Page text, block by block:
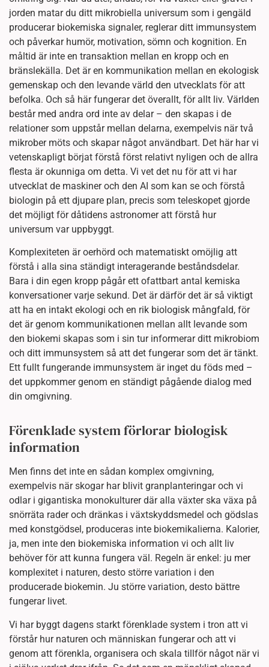
jorden matar du ditt mikrobiella universum som i gengäld
producerar biokemiska signaler, reglerar ditt immunsystem
och påverkar humör, motivation, sömn och kognition. En
måltid är inte en transaktion mellan en kropp och en
bränslekälla. Det är en kommunikation mellan en ekologisk
gemenskap och den levande värld den utvecklats för att
befolka. Och så här fungerar det överallt, för allt liv. Världen
består med andra ord inte av delar – den skapas i de
relationer som uppstår mellan delarna, exempelvis när två
mikrober möts och skapar något användbart. Det här har vi
vetenskapligt börjat förstå först relativt nyligen och de allra
flesta är okunniga om detta. Vi vet det nu för att vi har
utvecklat de maskiner och den AI som kan se och förstå
biologin på ett djupare plan, precis som teleskopet gjorde
det möjligt för dåtidens astronomer att förstå hur
universum var uppbyggt.
Komplexiteten är oerhörd och matematiskt omöjlig att
förstå i alla sina ständigt interagerande beståndsdelar.
Bara i din egen kropp pågår ett ofattbart antal kemiska
konversationer varje sekund. Det är därför det är så viktigt
att ha en intakt ekologi och en rik biologisk mångfald, för
det är genom kommunikationen mellan allt levande som
den biokemi skapas som i sin tur informerar ditt mikrobiom
och ditt immunsystem så att det fungerar som det är tänkt.
Ett fullt fungerande immunsystem är inget du föds med –
det uppkommer genom en ständigt pågående dialog med
din omgivning.
Förenklade system förlorar biologisk
information
Men finns det inte en sådan komplex omgivning,
exempelvis när skogar har blivit granplanteringar och vi
odlar i gigantiska monokulturer där alla växter ska växa på
snörräta rader och dränkas i växtskyddsmedel och gödslas
med konstgödsel, produceras inte biokemikalierna. Kalorier,
ja, men inte den biokemiska information vi och allt liv
behöver för att kunna fungera väl. Regeln är enkel: ju mer
komplexitet i naturen, desto större variation i den
producerade biokemin. Ju större variation, desto bättre
fungerar livet.
Vi har byggt dagens starkt förenklade system i tron att vi
förstår hur naturen och människan fungerar och att vi
genom att förenkla, organisera och skala tillför något när vi